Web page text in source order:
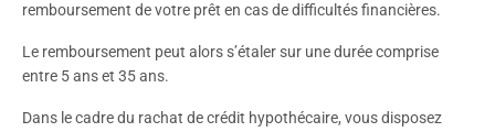
remboursement de votre prêt en cas de difficultés financières.
Le remboursement peut alors s’étaler sur une durée comprise
entre 5 ans et 35 ans.
Dans le cadre du rachat de crédit hypothécaire, vous disposez